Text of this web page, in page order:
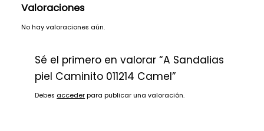
Valoraciones
No hay valoraciones aún.
Sé el primero en valorar “A Sandalias
piel Caminito 011214 Camel”
Debes acceder para publicar una valoración.